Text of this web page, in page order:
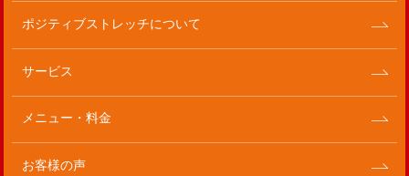
ポジティブストレッチについて
サービス
メニュー・料金
お客様の声